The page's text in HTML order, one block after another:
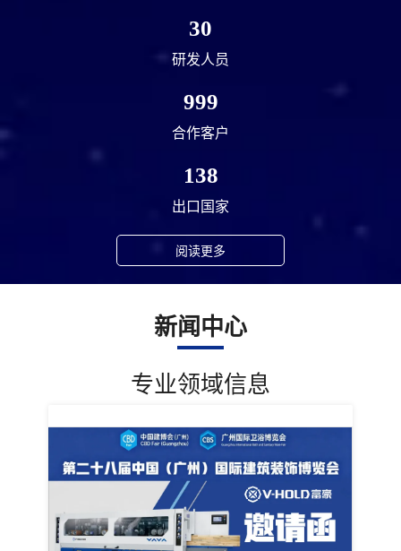
30
研发人员
999
合作客户
138
出口国家
阅读更多
新闻中心
专业领域信息